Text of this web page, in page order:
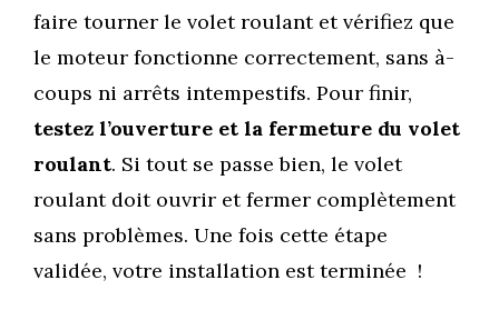
faire tourner le volet roulant et vérifiez que
le moteur fonctionne correctement, sans à-
coups ni arrêts intempestifs. Pour finir,
testez l’ouverture et la fermeture du volet
roulant. Si tout se passe bien, le volet
roulant doit ouvrir et fermer complètement
sans problèmes. Une fois cette étape
validée, votre installation est terminée !